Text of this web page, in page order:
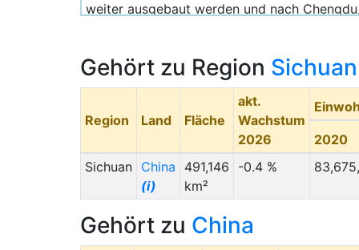
weiter ausgebaut werden und nach
werden die Lebenshaltungskosten immer
günstiger bleiben als im nahen Chengdu. Die
Nähe zum Himalaya und eine starke High-
Tech Industrie versprechen eine starke
Prognose in vielen Hinsichten.
Gehört zu Region Sichuan
Region Land Fläche
akt.
Wachstum
2026
2020
Sichuan
China
(i)
491,146
km²
-0.4 %
Gehört zu China